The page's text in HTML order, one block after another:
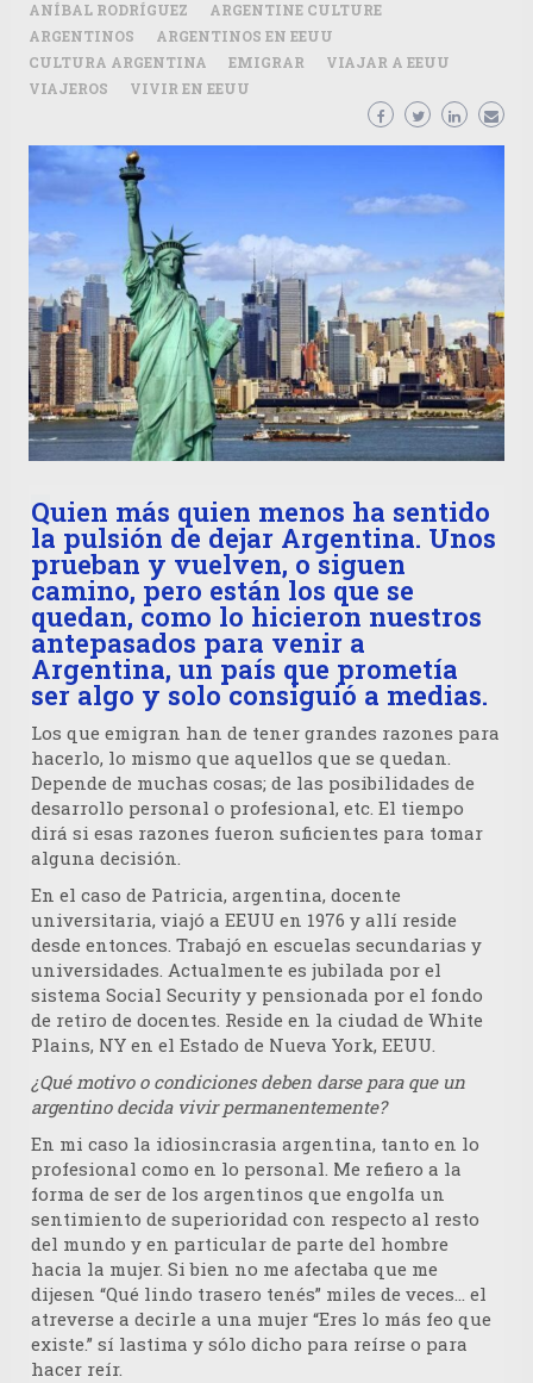
ANÍBAL RODRÍGUEZ
ARGENTINE CULTURE
ARGENTINOS
ARGENTINOS EN EEUU
CULTURA ARGENTINA
EMIGRAR
VIAJAR A EEUU
VIAJEROS
VIVIR EN EEUU
Quien más quien menos ha sentido
la pulsión de dejar Argentina. Unos
prueban y vuelven, o siguen
camino, pero están los que se
quedan, como lo hicieron nuestros
antepasados para venir a
Argentina, un país que prometía
ser algo y solo consiguió a medias.
Los que emigran han de tener grandes razones para
hacerlo, lo mismo que aquellos que se quedan.
Depende de muchas cosas; de las posibilidades de
desarrollo personal o profesional, etc. El tiempo
dirá si esas razones fueron suficientes para tomar
alguna decisión.
En el caso de Patricia, argentina, docente
universitaria, viajó a EEUU en 1976 y allí reside
desde entonces. Trabajó en escuelas secundarias y
universidades. Actualmente es jubilada por el
sistema Social Security y pensionada por el fondo
de retiro de docentes. Reside en la ciudad de White
Plains, NY en el Estado de Nueva York, EEUU.
¿Qué motivo o condiciones deben darse para que un
argentino decida vivir permanentemente?
En mi caso la idiosincrasia argentina, tanto en lo
profesional como en lo personal. Me refiero a la
forma de ser de los argentinos que engolfa un
sentimiento de superioridad con respecto al resto
del mundo y en particular de parte del hombre
hacia la mujer. Si bien no me afectaba que me
dijesen “Qué lindo trasero tenés” miles de veces… el
atreverse a decirle a una mujer “Eres lo más feo que
existe.” sí lastima y sólo dicho para reírse o para
hacer reír.